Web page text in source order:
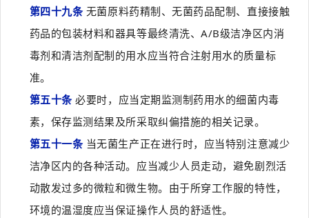
第四十九条无菌原料药精制、无菌药品配制、直接接触
药品的包装材料和器具等最终清洗、A/B级洁净区内消
毒剂和清洁剂配制的用水应当符合注射用水的质量标
准。
第五十条必要时，应当定期监测制药用水的细菌内毒
素，保存监测结果及所采取纠偏措施的相关记录。
第五十一条 当无菌生产正在进行时，应当特别注意减少
洁净区内的各种活动。应当减少人员走动，避免剧烈活
动散发过多的微粒和微生物。由于所穿工作服的特性，
环境的温湿度应当保证操作人员的舒适性。